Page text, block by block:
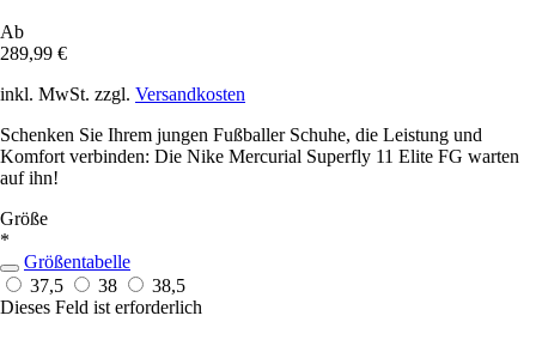
Ab
289,99 €
inkl. MwSt. zzgl. Versandkosten
Schenken Sie Ihrem jungen Fußballer Schuhe, die Leistung und
Komfort verbinden: Die Nike Mercurial Superfly 11 Elite FG warten
auf ihn!
Größe
*
Größentabelle
37,5
38
38,5
Dieses Feld ist erforderlich